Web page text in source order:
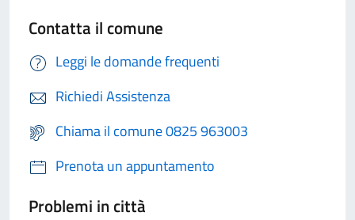
Contatta il comune
Leggi le domande frequenti
Richiedi Assistenza
Chiama il comune 0825 963003
Prenota un appuntamento
Problemi in città